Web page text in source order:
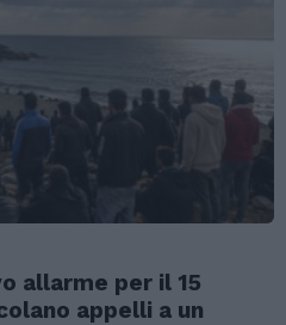
allarme per il 15
appelli a un